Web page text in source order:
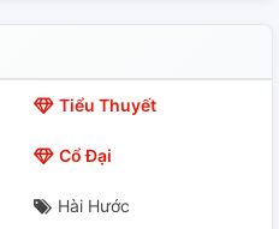
Tiểu Thuyết
Cổ Đại
Hài Hước